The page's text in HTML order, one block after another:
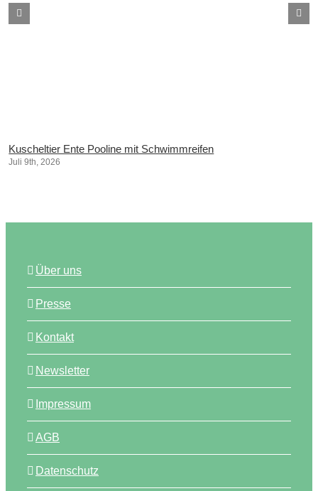
Kuscheltier Ente Pooline mit Schwimmreifen
Juli 9th, 2026
Über uns
Presse
Kontakt
Newsletter
Impressum
AGB
Datenschutz